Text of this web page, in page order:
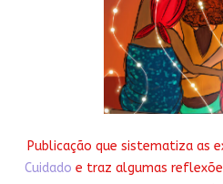
Publicação que sistematiza as
Cuidado e traz algumas